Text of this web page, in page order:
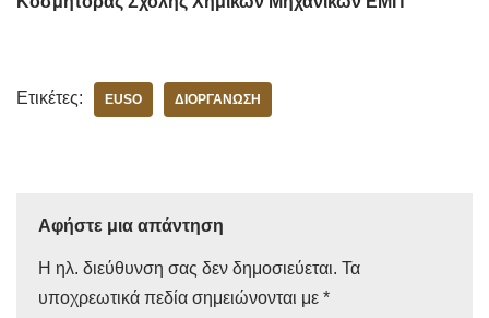
Ετικέτες: EUSO ΔΙΟΡΓΆΝΩΣΗ
Αφήστε μια απάντηση
Η ηλ. διεύθυνση σας δεν δημοσιεύεται. Τα
υποχρεωτικά πεδία σημειώνονται με *